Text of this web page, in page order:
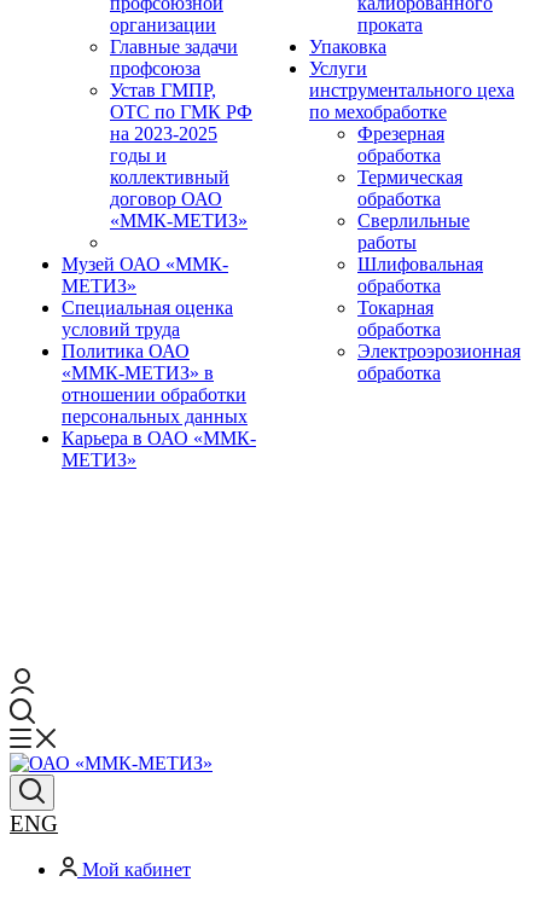
организации
Главные задачи
профсоюза
Устав ГМПР,
ОТС по ГМК РФ
на 2023-2025
годы и
коллективный
договор ОАО
«ММК-МЕТИЗ»
Музей ОАО «ММК-
МЕТИЗ»
Специальная оценка
условий труда
Политика ОАО
«ММК-МЕТИЗ» в
отношении обработки
персональных данных
Карьера в ОАО «ММК-
МЕТИЗ»
проката
Упаковка
Услуги
инструментального цеха
по мехобработке
Фрезерная
обработка
Термическая
обработка
Сверлильные
работы
Шлифовальная
обработка
Токарная
обработка
Электроэрозионная
обработка
ENG
Мой кабинет